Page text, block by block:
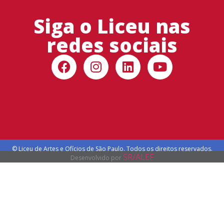
Siga o Liceu nas
redes sociais
© Liceu de Artes e Ofícios de São Paulo. Todos os direitos reservados.
Desenvolvido por SR/ALEF